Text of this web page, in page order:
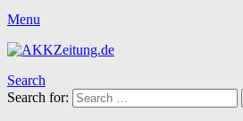
Menu
Search
Search for: